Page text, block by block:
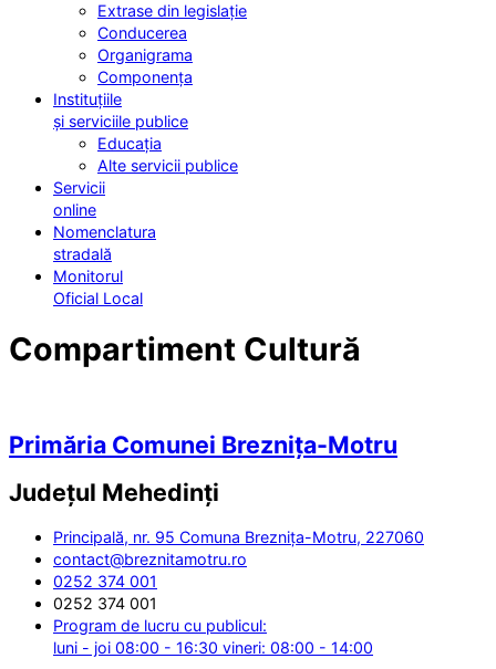
Extrase din legislație
Conducerea
Organigrama
Componența
Instituțiile
și serviciile publice
Educația
Alte servicii publice
Servicii
online
Nomenclatura
stradală
Monitorul
Oficial Local
Compartiment Cultură
Primăria Comunei Breznița-Motru
Județul Mehedinți
Principală, nr. 95 Comuna Breznița-Motru, 227060
contact@breznitamotru.ro
0252 374 001
0252 374 001
Program de lucru cu publicul:
luni - joi 08:00 - 16:30 vineri: 08:00 - 14:00